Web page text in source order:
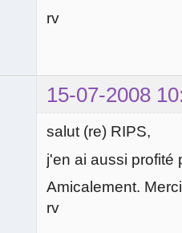
rv
15-07-2008
salut (re) RIPS,
j'en ai aussi profité
Amicalement.
rv